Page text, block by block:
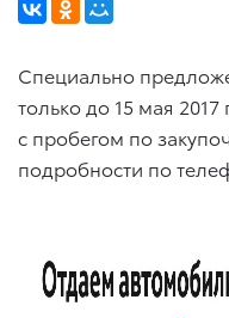
Специально
только до 15 мая
с пробегом по
подробности по